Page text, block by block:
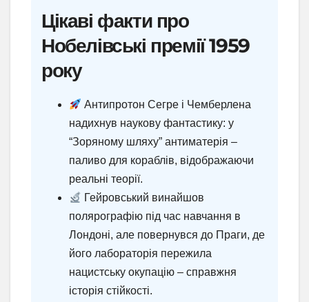
Цікаві факти про
Нобелівські премії 1959
року
Антипротон Сегре і Чемберлена
надихнув наукову фантастику: у
“Зоряному шляху” антиматерія –
паливо для кораблів, відображаючи
реальні теорії.
Гейровський винайшов
полярографію під час навчання в
Лондоні, але повернувся до Праги, де
його лабораторія пережила
нацистську окупацію – справжня
історія стійкості.